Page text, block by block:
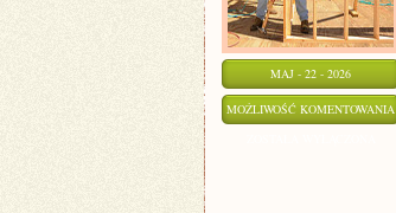
MAJ - 22 - 2026
MOŻLIWOŚĆ KOMENTOWANIA